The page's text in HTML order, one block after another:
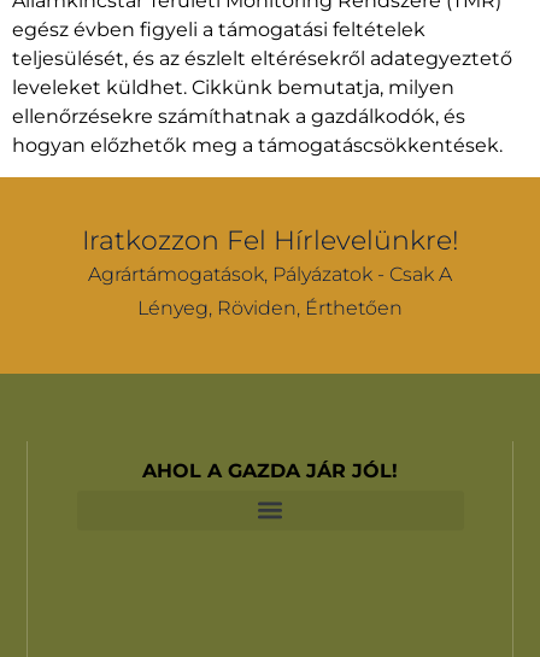
egész évben figyeli a támogatási feltételek
teljesülését, és az észlelt eltérésekről adategyeztető
leveleket küldhet. Cikkünk bemutatja, milyen
ellenőrzésekre számíthatnak a gazdálkodók, és
hogyan előzhetők meg a támogatáscsökkentések.
Iratkozzon Fel Hírlevelünkre!
Agrártámogatások, Pályázatok - Csak A
Lényeg, Röviden, Érthetően
AHOL A GAZDA JÁR JÓL!